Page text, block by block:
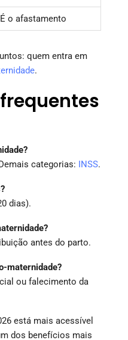
É o afastamento
quem entra em
.
categorias: INSS.
dias).
antes do parto.
maternidade?
ou falecimento da
está mais acessível
dos benefícios mais